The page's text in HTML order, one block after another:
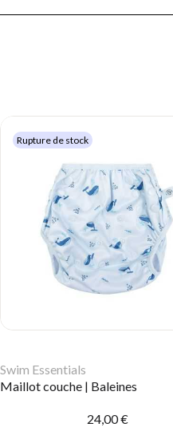
Rupture de stock
Swim Essentials
Maillot couche | Baleines
24,00 €